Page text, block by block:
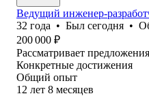
Ведущий инженер-
32 года • Был сегодня •
200 000 ₽
Рассматривает предложения
Конкретные достижения
Общий опыт
12 лет 8 месяцев